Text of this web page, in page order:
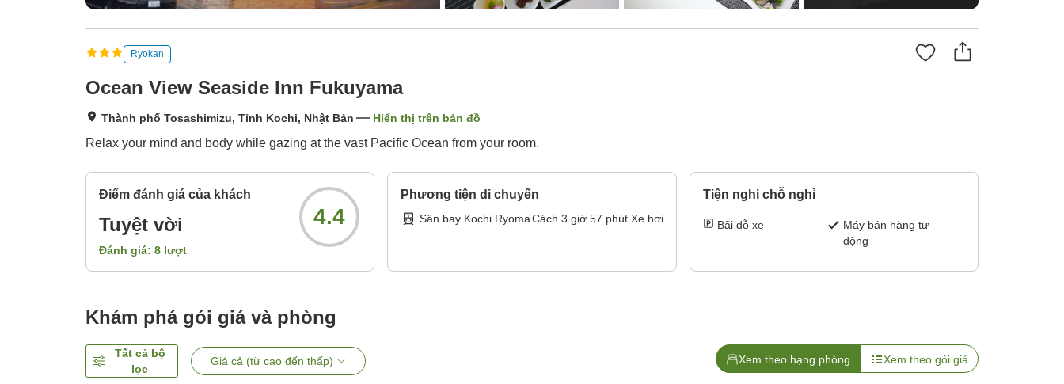
Ryokan
Ocean View Seaside Inn Fukuyama
Thành phố Tosashimizu, Tỉnh Kochi, Nhật Bản Hiển thị trên bản đồ
Relax your mind and body while gazing at the vast Pacific Ocean from your room.
Điểm đánh giá của khách
Tuyệt vời
Đánh giá: 8 lượt
4.4
Phương tiện di chuyển
Sân bay Kochi RyomaCách 3 giờ 57 phút Xe hơi
Tiện nghi chỗ nghỉ
Bãi đỗ xe
Máy bán hàng tự
động
Khám phá gói giá và phòng
Tất cả bộ
lọc
Giá cả (từ cao đến thấp) Xem theo hạng phòng Xem theo gói giá